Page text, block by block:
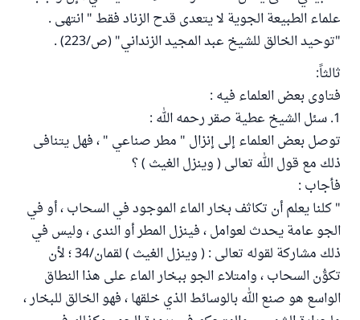
علماء الطبيعة الجوية لا يتعدى قدح الزناد فقط " انتهى .
"توحيد الخالق للشيخ عبد المجيد الزنداني" (ص/223) .
ثالثاً:
فتاوى بعض العلماء فيه :
1. سئل الشيخ عطية صقر رحمه الله :
توصل بعض العلماء إلى إنزال " مطر صناعي " ، فهل يتنافى
ذلك مع قول الله تعالى ( وينزل الغيث ) ؟
فأجاب :
" كلنا يعلم أن تكاثف بخار الماء الموجود في السحاب ، أو في
الجو عامة يحدث لعوامل ، فينزل المطر أو الندى ، وليس في
ذلك مشاركة لقوله تعالى : ( وينزل الغيث ) لقمان/34 ؛ لأن
تكوُّن السحاب ، وامتلاء الجو ببخار الماء على هذا النطاق
الواسع هو صنع الله بالوسائط الذي خلقها ، فهو الخالق للبخار ،